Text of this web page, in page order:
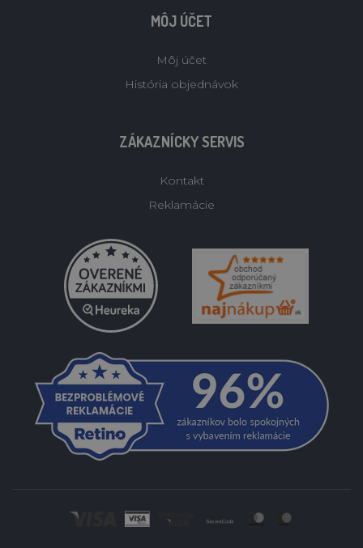
MÔJ ÚČET
Môj účet
História objednávok
ZÁKAZNÍCKY SERVIS
Kontakt
Reklamácie